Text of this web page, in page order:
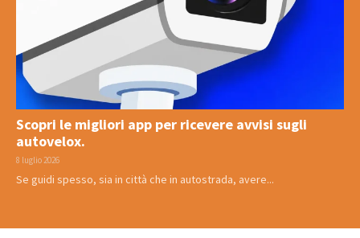
Scopri le migliori app per ricevere avvisi sugli
autovelox.
8 luglio 2026
Se guidi spesso, sia in città che in autostrada, avere...